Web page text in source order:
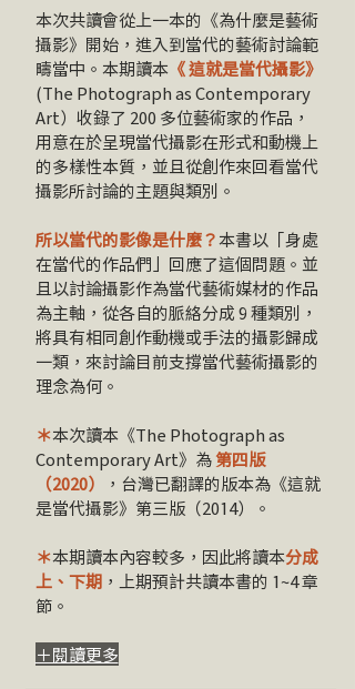
本次共讀會從上一本的《為什麼是藝術
攝影》開始，進入到當代的藝術討論範
疇當中。本期讀本《 這就是當代攝影》
(The Photograph as Contemporary
Art）收錄了 200 多位藝術家的作品，
用意在於呈現當代攝影在形式和動機上
的多樣性本質，並且從創作來回看當代
攝影所討論的主題與類別。
所以當代的影像是什麼？本書以「身處
在當代的作品們」回應了這個問題。並
且以討論攝影作為當代藝術媒材的作品
為主軸，從各自的脈絡分成 9 種類別，
將具有相同創作動機或手法的攝影歸成
一類，來討論目前支撐當代藝術攝影的
理念為何。
＊本次讀本《The Photograph as
Contemporary Art》為第四版
（2020）
，台灣已翻譯的版本為《這就
是當代攝影》第三版（2014）。
＊本期讀本內容較多，因此將讀本分成
上、下期，上期預計共讀本書的 1~4 章
節。
​＋閱讀更多